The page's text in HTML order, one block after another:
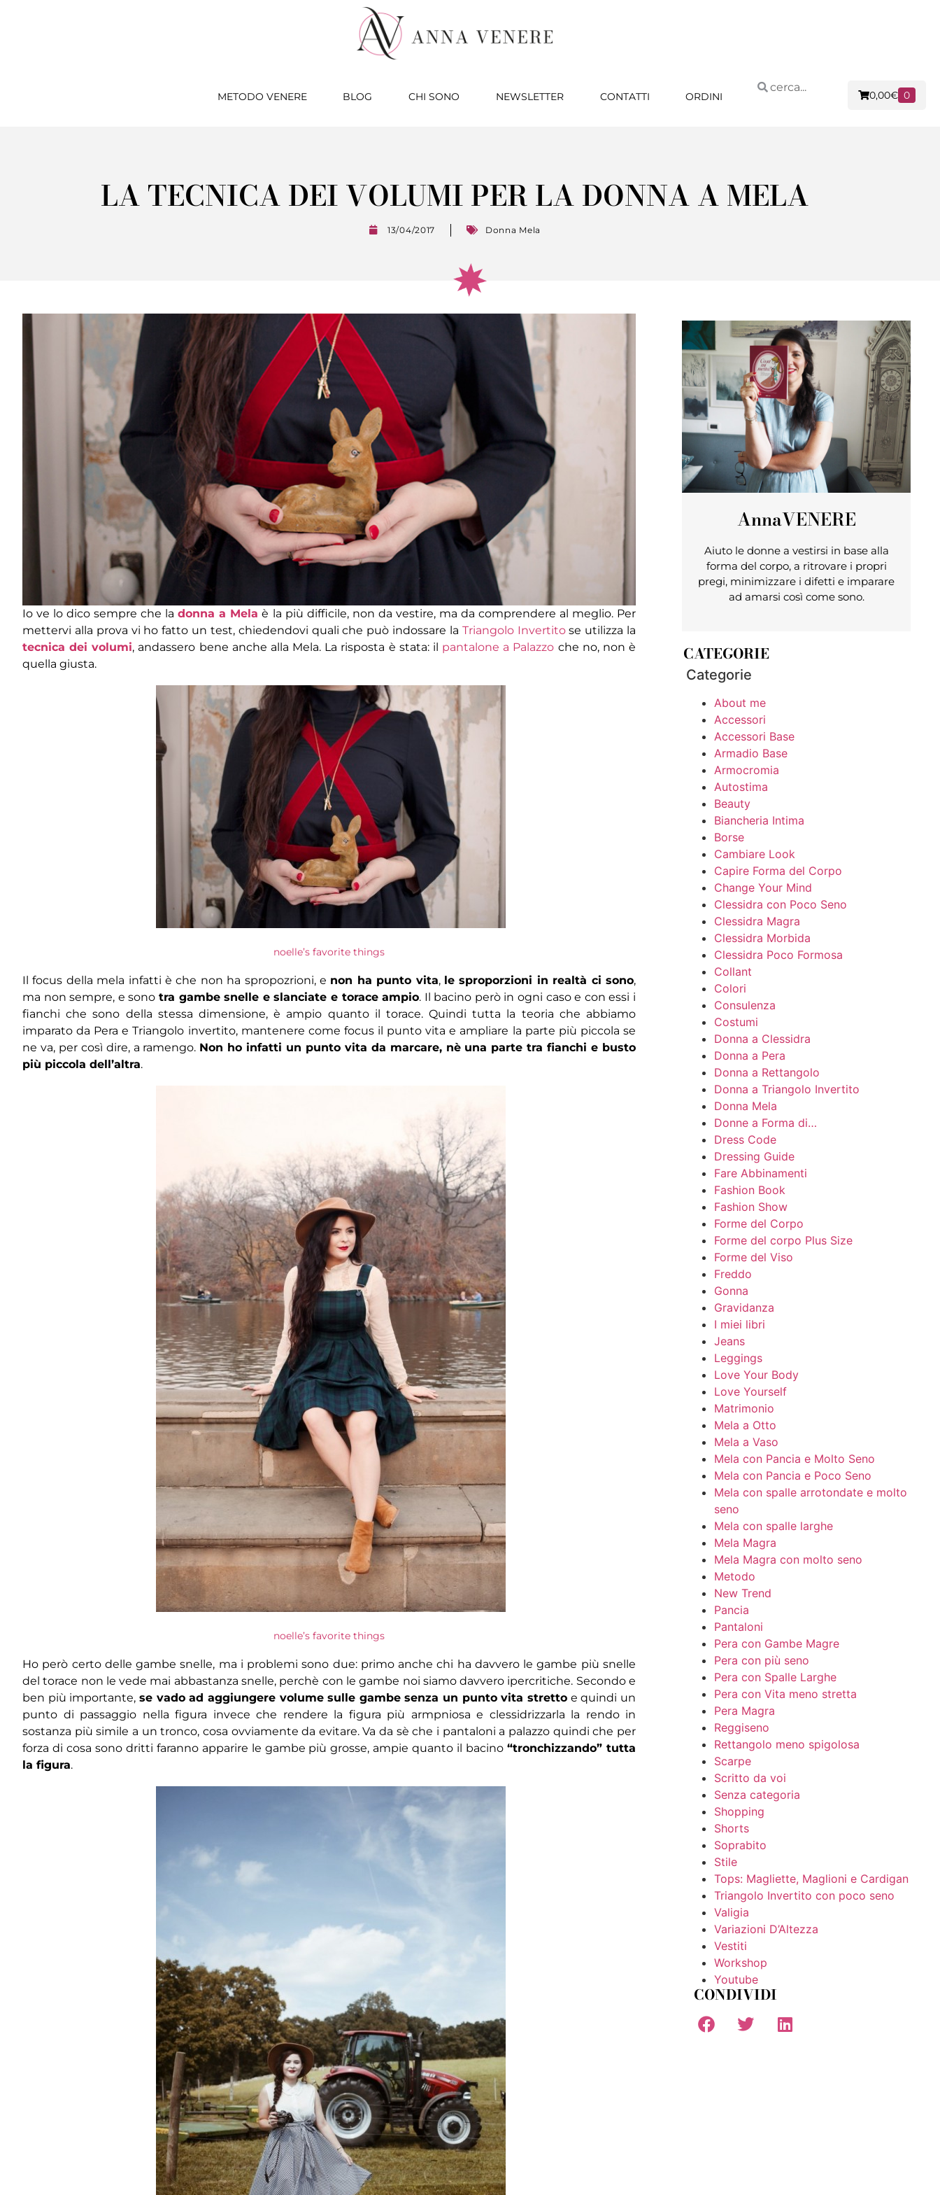
METODO VENERE BLOG CHI SONO NEWSLETTER CONTATTI ORDINI 0,00€ 0
LA TECNICA DEI VOLUMI PER LA DONNA A MELA
13/04/2017 Donna Mela
Io ve lo dico sempre che ladonna a Mela è la più difficile, non da vestire, ma da comprendere al meglio. Per
mettervi alla prova vi ho fatto un test, chiedendovi quali che può indossare la Triangolo Invertitose utilizza la
tecnica dei volumi, andassero bene anche alla Mela. La risposta è stata: il pantalone a Palazzo che no, non è
quella giusta.
noelle’s favorite things
Il focus della mela infatti è che non ha spropozrioni, e non ha punto vita, le sproporzioni in realtà ci sono,
ma non sempre, e sono tra gambe snelle e slanciate e torace ampio. Il bacino però in ogni caso e con essi i
fianchi che sono della stessa dimensione, è ampio quanto il torace. Quindi tutta la teoria che abbiamo
imparato da Pera e Triangolo invertito, mantenere come focus il punto vita e ampliare la parte più piccola se
ne va, per così dire, a ramengo. Non ho infatti un punto vita da marcare, nè una parte tra fianchi e busto
più piccola dell’altra.
noelle’s favorite things
Ho però certo delle gambe snelle, ma i problemi sono due: primo anche chi ha davvero le gambe più snelle
del torace non le vede mai abbastanza snelle, perchè con le gambe noi siamo davvero ipercritiche. Secondo e
ben più importante, se vado ad aggiungere volume sulle gambe senza un punto vita stretto e quindi un
punto di passaggio nella figura invece che rendere la figura più armpniosa e clessidrizzarla la rendo in
sostanza più simile a un tronco, cosa ovviamente da evitare. Va da sè che i pantaloni a palazzo quindi che per
forza di cosa sono dritti faranno apparire le gambe più grosse, ampie quanto il bacino“tronchizzando” tutta
la figura.
AnnaVENERE
Aiuto le donne a vestirsi in base alla
forma del corpo, a ritrovare i propri
pregi, minimizzare i difetti e imparare
ad amarsi così come sono.
CATEGORIE
Categorie
About me
Accessori
Accessori Base
Armadio Base
Armocromia
Autostima
Beauty
Biancheria Intima
Borse
Cambiare Look
Capire Forma del Corpo
Change Your Mind
Clessidra con Poco Seno
Clessidra Magra
Clessidra Morbida
Clessidra Poco Formosa
Collant
Colori
Consulenza
Costumi
Donna a Clessidra
Donna a Pera
Donna a Rettangolo
Donna a Triangolo Invertito
Donna Mela
Donne a Forma di…
Dress Code
Dressing Guide
Fare Abbinamenti
Fashion Book
Fashion Show
Forme del Corpo
Forme del corpo Plus Size
Forme del Viso
Freddo
Gonna
Gravidanza
I miei libri
Jeans
Leggings
Love Your Body
Love Yourself
Matrimonio
Mela a Otto
Mela a Vaso
Mela con Pancia e Molto Seno
Mela con Pancia e Poco Seno
Mela con spalle arrotondate e molto
seno
Mela con spalle larghe
Mela Magra
Mela Magra con molto seno
Metodo
New Trend
Pancia
Pantaloni
Pera con Gambe Magre
Pera con più seno
Pera con Spalle Larghe
Pera con Vita meno stretta
Pera Magra
Reggiseno
Rettangolo meno spigolosa
Scarpe
Scritto da voi
Senza categoria
Shopping
Shorts
Soprabito
Stile
Tops: Magliette, Maglioni e Cardigan
Triangolo Invertito con poco seno
Valigia
Variazioni D’Altezza
Vestiti
Workshop
Youtube
CONDIVIDI